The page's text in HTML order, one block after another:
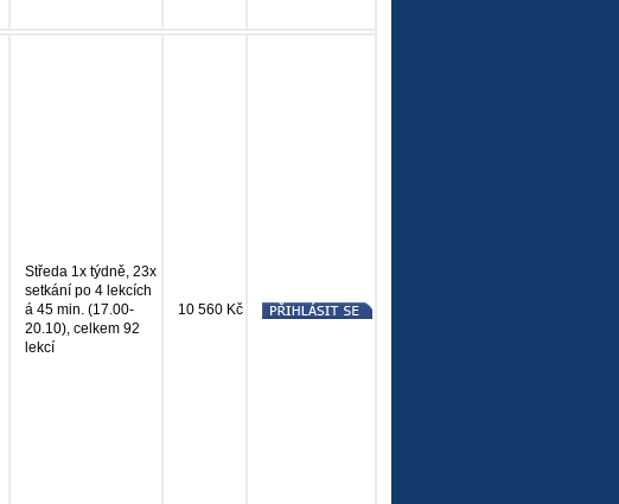
Středa 1x týdně, 23x
setkání po 4 lekcích
á 45 min. (17.00-
20.10), celkem 92
lekcí
10 560 Kč